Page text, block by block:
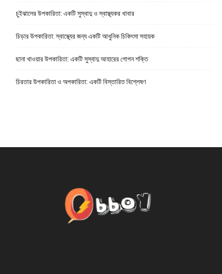
চুইঝালের উপকারিতা: একটি সুস্বাদু ও স্বাস্থ্যকর খাবার
চিড়ার উপকারিতা: স্বাস্থ্যের জন্য একটি আধুনিক চিকিৎসা সহায়ক
ছানা খাওয়ার উপকারিতা: একটি সুস্বাদু আহারের গোপন শক্তি
চিরতার উপকারিতা ও অপকারিতা: একটি বিস্তারিত বিশ্লেষণ